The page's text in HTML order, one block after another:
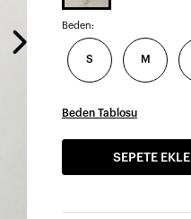
Beden:
S M
Beden Tablosu
SEPETE EKLE